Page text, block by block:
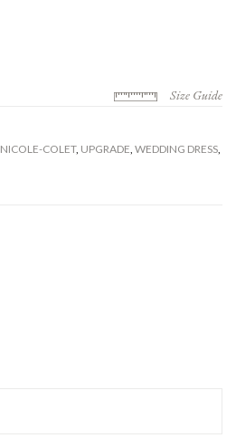
Size Guide
NICOLE-COLET, UPGRADE, WEDDING DRESS,